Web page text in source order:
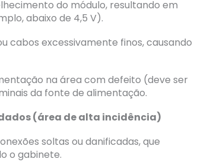
do módulo, resultando em
abaixo de 4,5 V).
cabos excessivamente finos, causando
na área com defeito (deve ser
da fonte de alimentação.
(área de alta incidência)
soltas ou danificadas, que
o gabinete.